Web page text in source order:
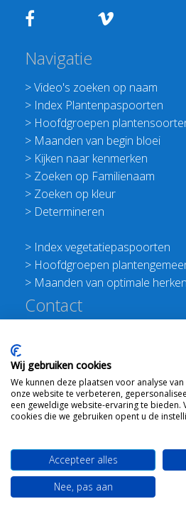
Navigatie
>Video's zoeken op naam
> Index Plantenpaspoorten
> Hoofdgroepen
> Maanden van begin bloei
> Kijken naar kenmerken
> Zoeken op Familienaam
> Zoeken op kleur
> Determineren
> Index vegetatiepaspoorten
> Hoofdgroepen
> Maanden van optimale
Contact
E:info@floravannederland.nl
Plein 1992 70F 6221JP
T: 06 41237586
KVK: 76114821 btw:
WebdesignTon Haexvoor ©
Nederland-Mail ons
Wij gebruiken cookies
We kunnen deze plaatsen voor analyse
onze website te verbeteren,
een geweldige website-ervaring te
cookies die we gebruiken opent u de
Accepteer alles
Nee, pas aan